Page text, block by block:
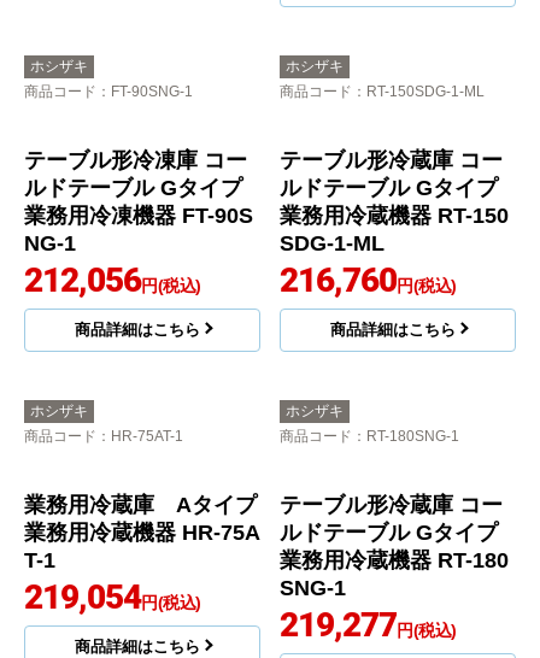
ホシザキ
商品コード ：FT-90SNG-1
テーブル形冷凍庫 コー
ルドテーブル Gタイプ
業務用冷凍機器 FT-90S
NG-1
212,056円(税込)
商品詳細はこちら
ホシザキ
商品コード ：RT-150SDG-1-ML
テーブル形冷蔵庫 コー
ルドテーブル Gタイプ
業務用冷蔵機器 RT-150
SDG-1-ML
216,760円(税込)
商品詳細はこちら
ホシザキ
商品コード ：HR-75AT-1
業務用冷蔵庫 Aタイプ
業務用冷蔵機器 HR-75A
T-1
219,054円(税込)
商品詳細はこちら
ホシザキ
商品コード ：RT-180SNG-1
テーブル形冷蔵庫 コー
ルドテーブル Gタイプ
業務用冷蔵機器 RT-180
SNG-1
219,277円(税込)